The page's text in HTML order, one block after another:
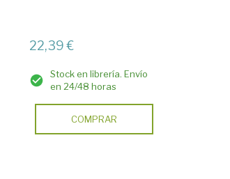
22,39 €
Stock en librería. Envío
en 24/48 horas
COMPRAR